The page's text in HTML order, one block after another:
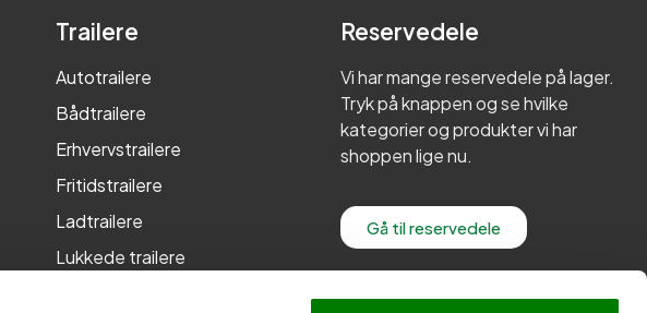
Trailere
Autotrailere
Bådtrailere
Erhvervstrailere
Fritidstrailere
Ladtrailere
Lukkede trailere
Reservedele
Vi har mange reservedele på lager.
Tryk på knappen og se hvilke
kategorier og produkter vi har
shoppen lige nu.
Gå til reservedele